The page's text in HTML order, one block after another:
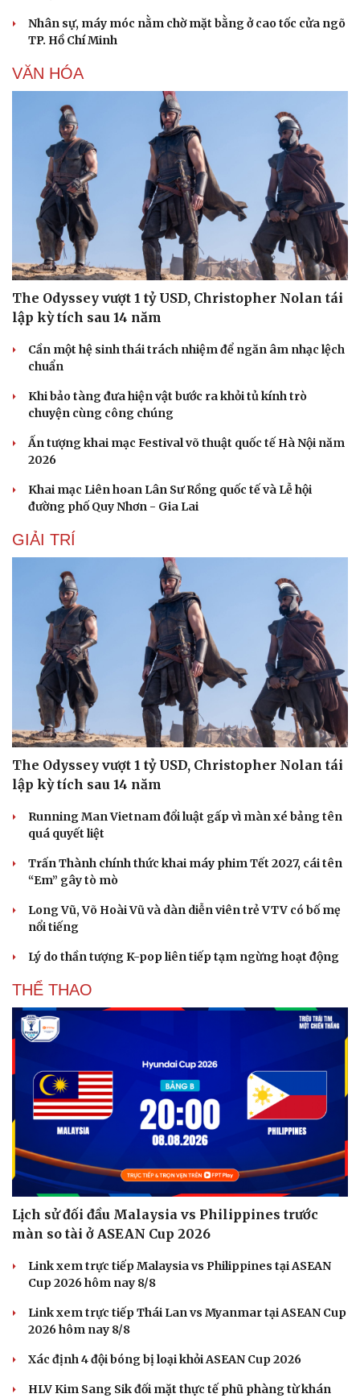
Du lịch
Tư vấn
Săn Tour
check-in
Podcast
Câu chuyện thời sự
Đọc truyện đêm khuya
Cửa sổ tình yêu
Kể chuyện cho bé
Hạt giống tâm hồn
Nhân sự, máy móc nằm chờ mặt bằng ở cao tốc cửa ngõ
TP. Hồ Chí Minh
VĂN HÓA
The Odyssey vượt 1 tỷ USD, Christopher Nolan tái
lập kỳ tích sau 14 năm
Cần một hệ sinh thái trách nhiệm để ngăn âm nhạc lệch
chuẩn
Khi bảo tàng đưa hiện vật bước ra khỏi tủ kính trò
chuyện cùng công chúng
Ấn tượng khai mạc Festival võ thuật quốc tế Hà Nội năm
2026
Khai mạc Liên hoan Lân Sư Rồng quốc tế và Lễ hội
đường phố Quy Nhơn - Gia Lai
GIẢI TRÍ
The Odyssey vượt 1 tỷ USD, Christopher Nolan tái
lập kỳ tích sau 14 năm
Running Man Vietnam đổi luật gấp vì màn xé bảng tên
quá quyết liệt
Trấn Thành chính thức khai máy phim Tết 2027, cái tên
“Em” gây tò mò
Long Vũ, Võ Hoài Vũ và dàn diễn viên trẻ VTV có bố mẹ
nổi tiếng
Lý do thần tượng K-pop liên tiếp tạm ngừng hoạt động
THỂ THAO
Lịch sử đối đầu Malaysia vs Philippines trước
màn so tài ở ASEAN Cup 2026
Link xem trực tiếp Malaysia vs Philippines tại ASEAN
Cup 2026 hôm nay 8/8
Link xem trực tiếp Thái Lan vs Myanmar tại ASEAN Cup
2026 hôm nay 8/8
Xác định 4 đội bóng bị loại khỏi ASEAN Cup 2026
HLV Kim Sang Sik đối mặt thực tế phũ phàng từ khán